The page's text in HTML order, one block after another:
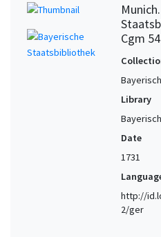
Cgm
Library
Date
1731
http://
2/ger